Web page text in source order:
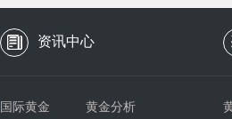
资讯中心
国际黄金 黄金分析